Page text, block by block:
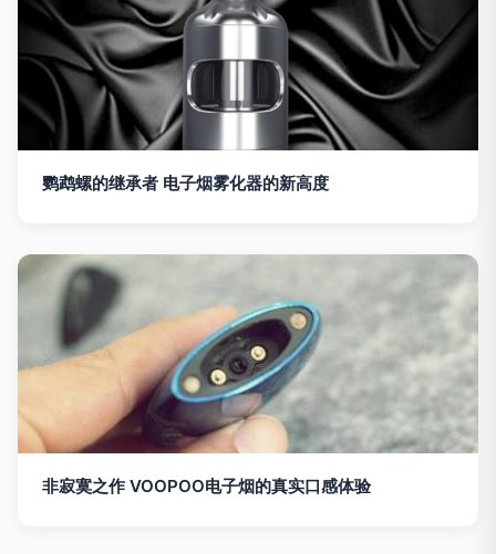
鹦鹉螺的继承者 电子烟雾化器的新高度
非寂寞之作 VOOPOO电子烟的真实口感体验